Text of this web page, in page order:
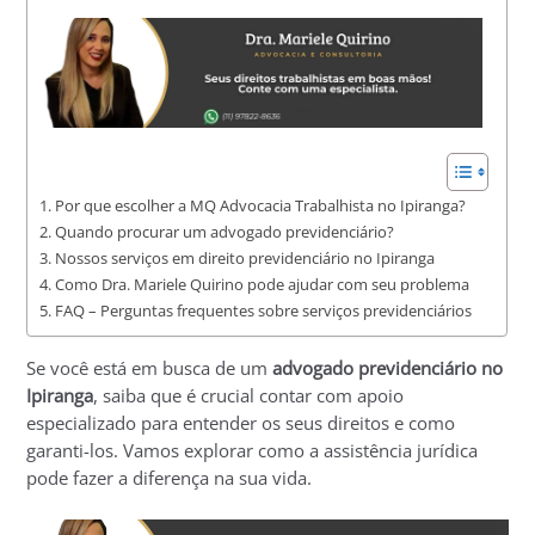
Por que escolher a MQ Advocacia Trabalhista no Ipiranga?
Quando procurar um advogado previdenciário?
Nossos serviços em direito previdenciário no Ipiranga
Como Dra. Mariele Quirino pode ajudar com seu problema
FAQ – Perguntas frequentes sobre serviços previdenciários
Se você está em busca de umadvogado previdenciário no
Ipiranga, saiba que é crucial contar com apoio
especializado para entender os seus direitos e como
garanti-los. Vamos explorar como a assistência jurídica
pode fazer a diferença na sua vida.